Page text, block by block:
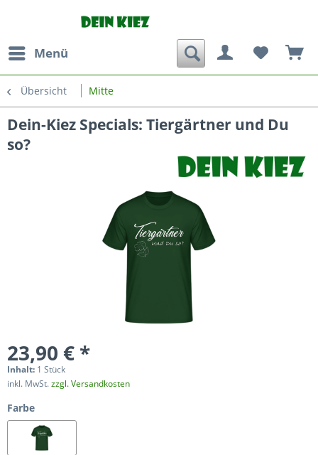
Menü
Übersicht Mitte
Dein-Kiez Specials: Tiergärtner und Du
so?
23,90 € *
Inhalt: 1 Stück
inkl. MwSt.zzgl. Versandkosten
Farbe